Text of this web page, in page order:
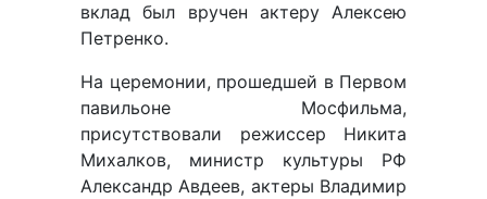
вклад был вручен актеру Алексею
Петренко.
На церемонии, прошедшей в Первом
павильоне Мосфильма,
присутствовали режиссер Никита
Михалков, министр культуры РФ
Александр Авдеев, актеры Владимир